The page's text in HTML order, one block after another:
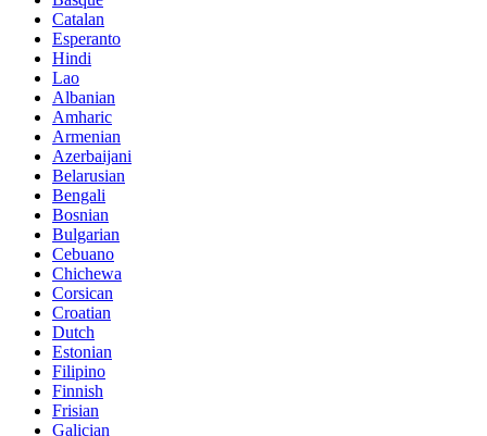
Catalan
Esperanto
Hindi
Lao
Albanian
Amharic
Armenian
Azerbaijani
Belarusian
Bengali
Bosnian
Bulgarian
Cebuano
Chichewa
Corsican
Croatian
Dutch
Estonian
Filipino
Finnish
Frisian
Galician